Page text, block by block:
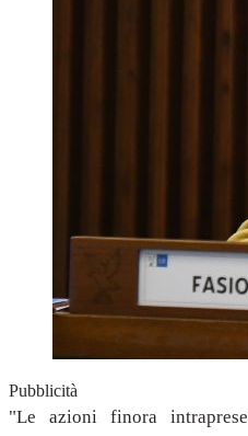
Pubblicità
"Le azioni finora